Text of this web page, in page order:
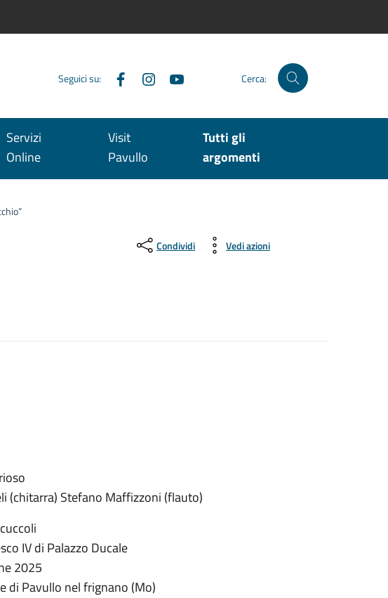
Seguici su: FacebookInstagram Cerca:
Servizi
Online
Visit
Pavullo
Tutti gli
argomenti
Condividi Vedi azioni
(chitarra) Stefano Maffizzoni (flauto)
IV di Palazzo Ducale
2025
di Pavullo nel frignano (Mo)